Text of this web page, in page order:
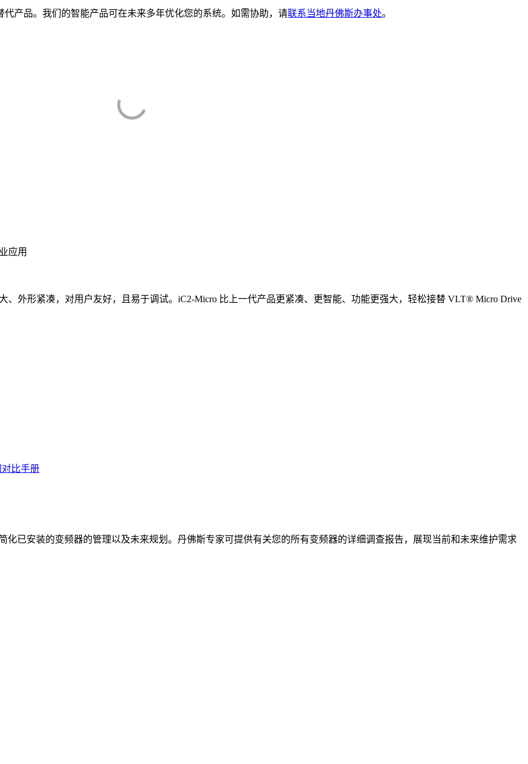
产品。我们的智能产品可在未来多年优化您的系统。如需协助，请联系当地丹佛斯办事处。
应用
、外形紧凑，对用户友好，且易于调试。iC2-Micro 比上一代产品更紧凑、更智能、功能更强大，轻松接替 VLT® Micro Drive
比手册
化已安装的变频器的管理以及未来规划。丹佛斯专家可提供有关您的所有变频器的详细调查报告，展现当前和未来维护需求